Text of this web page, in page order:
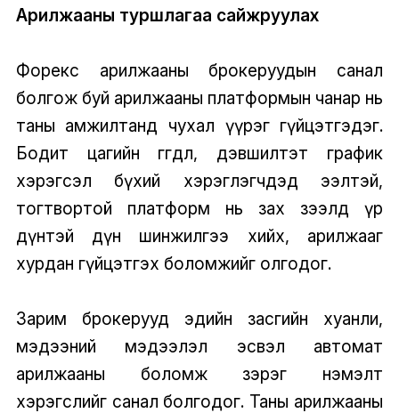
Арилжааны туршлагаа сайжруулах
Форекс арилжааны брокеруудын санал
болгож буй арилжааны платформын чанар нь
таны амжилтанд чухал үүрэг гүйцэтгэдэг.
Бодит цагийн өгөгдөл, дэвшилтэт график
хэрэгсэл бүхий хэрэглэгчдэд ээлтэй,
тогтвортой платформ нь зах зээлд үр
дүнтэй дүн шинжилгээ хийх, арилжааг
хурдан гүйцэтгэх боломжийг олгодог.
Зарим брокерууд эдийн засгийн хуанли,
мэдээний мэдээлэл эсвэл автомат
арилжааны боломж зэрэг нэмэлт
хэрэгслийг санал болгодог. Таны арилжааны